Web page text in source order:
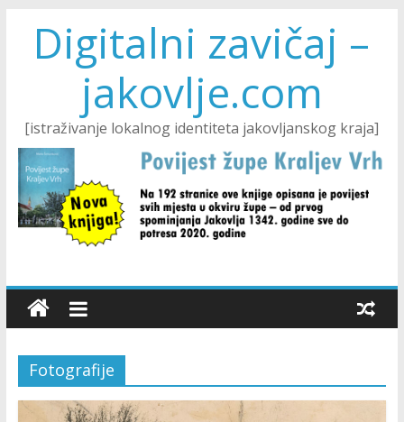
Digitalni zavičaj –
jakovlje.com
[istraživanje lokalnog identiteta jakovljanskog kraja]
Fotografije